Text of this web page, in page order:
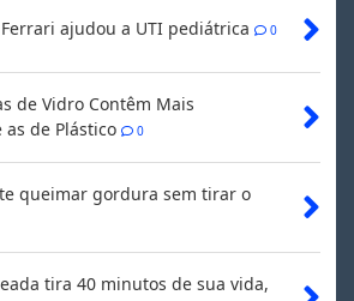
ajudou a UTI pediátrica 0
de Vidro Contêm Mais
de Plástico
0
queimar gordura sem tirar o
tira 40 minutos de sua vida,